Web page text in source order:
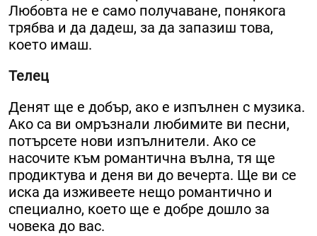
Любовта не е само получаване, понякога
трябва и да дадеш, за да запазиш това,
което имаш.
Телец
Денят ще е добър, ако е изпълнен с музика.
Ако са ви омръзнали любимите ви песни,
потърсете нови изпълнители. Ако се
насочите към романтична вълна, тя ще
продиктува и деня ви до вечерта. Ще ви се
иска да изживеете нещо романтично и
специално, което ще е добре дошло за
човека до вас.